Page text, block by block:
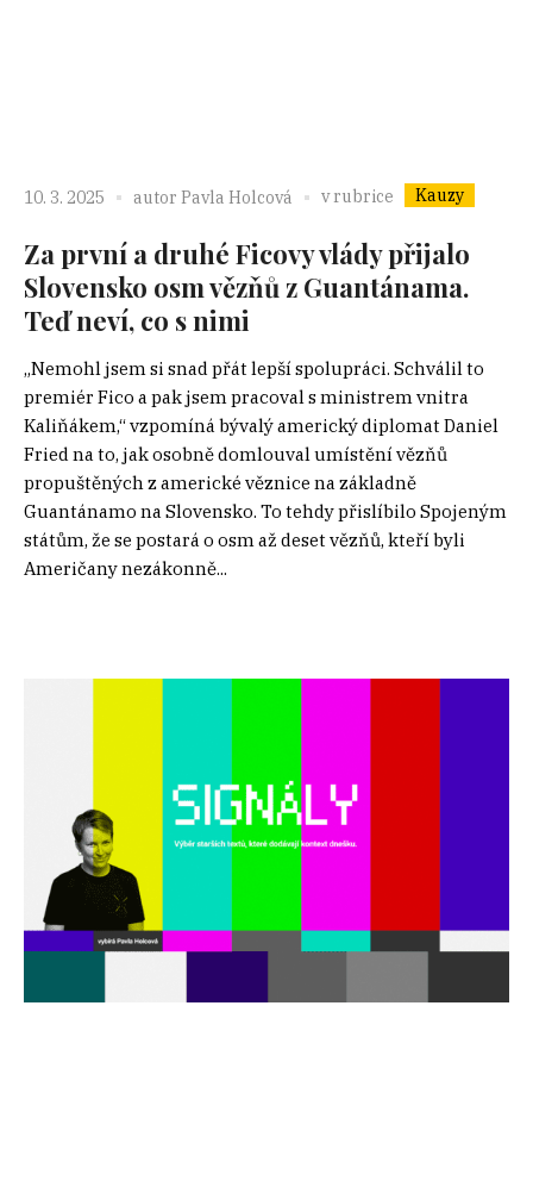
10. 3. 2025 autor Pavla Holcová v rubrice Kauzy
Za první a druhé Ficovy vlády přijalo
Slovensko osm vězňů z Guantánama.
Teď neví, co s nimi
„Nemohl jsem si snad přát lepší spolupráci. Schválil to
premiér Fico a pak jsem pracoval s ministrem vnitra
Kaliňákem,“ vzpomíná bývalý americký diplomat Daniel
Fried na to, jak osobně domlouval umístění vězňů
propuštěných z americké věznice na základně
Guantánamo na Slovensko. To tehdy přislíbilo Spojeným
státům, že se postará o osm až deset vězňů, kteří byli
Američany nezákonně...